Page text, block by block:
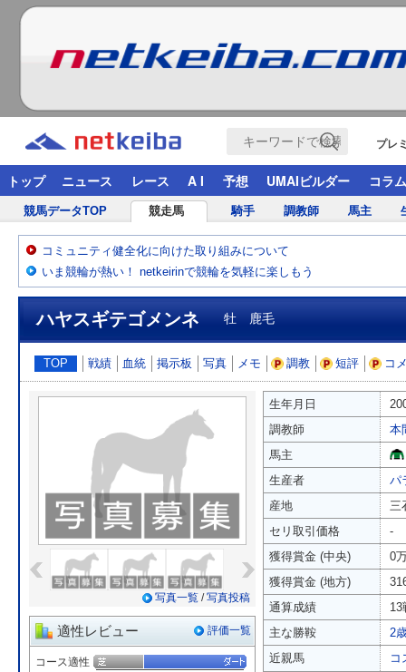
プレ
トップ ニュース レース A I 予想 UMAIビルダー コラム
競馬データTOP 競走馬 騎手 調教師 馬主
コミュニティ健全化に向けた取り組みについて
いま競輪が熱い！ netkeirinで競輪を気軽に楽しもう
ハヤスギテゴメンネ 牡 鹿毛
TOP 戦績 血統 掲示板 写真 メモ 調教 短評 コ
写真一覧 /写真投稿
適性レビュー 評価一覧
コース適性
生年月日
調教師
本
馬主
生産者
パ
産地
三
セリ取引価格
-
獲得賞金 (中央)
0
獲得賞金 (地方)
通算成績
13
主な勝鞍
2
近親馬
コ